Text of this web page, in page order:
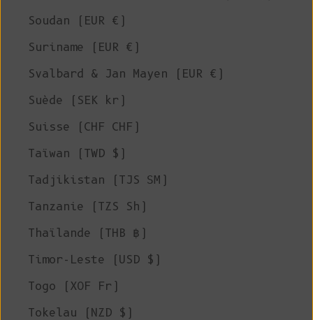
Soudan (EUR €)
Suriname (EUR €)
Svalbard & Jan Mayen (EUR €)
Suède (SEK kr)
Suisse (CHF CHF)
Taïwan (TWD $)
Tadjikistan (TJS ЅМ)
Tanzanie (TZS Sh)
Thaïlande (THB ฿)
Timor-Leste (USD $)
Togo (XOF Fr)
Tokelau (NZD $)